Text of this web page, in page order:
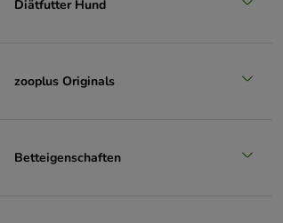
Diätfutter Hund
zooplus Originals
Betteigenschaften